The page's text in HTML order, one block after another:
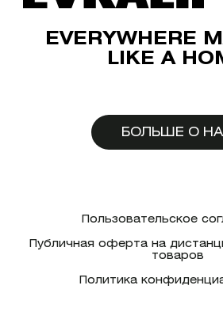
EVERYWHERE
LIKE A
БОЛЬШЕ О
Пользовательское
Публичная оферта на
товаров
Политика